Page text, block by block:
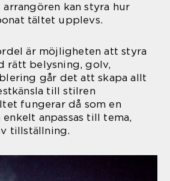
kan styra hur
tältet upplevs.
är möjligheten att styra
rätt belysning, golv,
går det att skapa allt
till stilren
fungerar då som en
anpassas till tema,
tillställning.